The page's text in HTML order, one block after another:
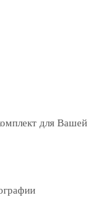
для Вашей